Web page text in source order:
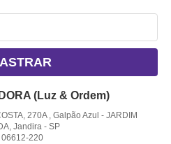
(Luz & Ordem)
270A , Galpão Azul - JARDIM
Jandira- SP
06612-220